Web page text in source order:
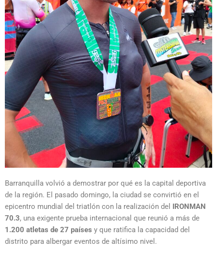
Barranquilla volvió a demostrar por qué es la capital deportiva
de la región. El pasado domingo, la ciudad se convirtió en el
epicentro mundial del triatlón con la realización del IRONMAN
70.3, una exigente prueba internacional que reunió a más de
1.200 atletas de 27 países y que ratifica la capacidad del
distrito para albergar eventos de altísimo nivel.